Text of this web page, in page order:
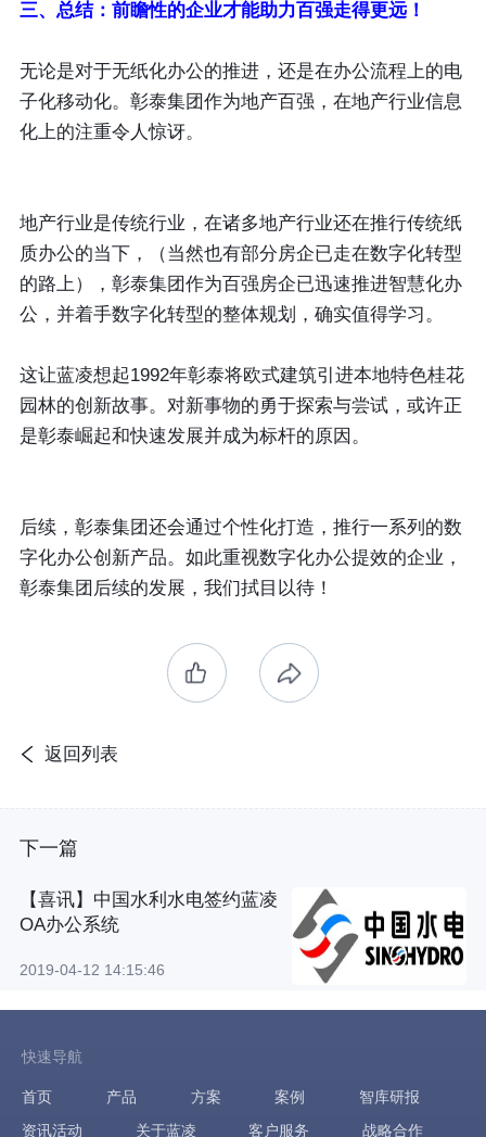
三、总结：前瞻性的企业才能助力百强走得更远！
无论是对于无纸化办公的推进，还是在办公流程上的电
子化移动化。彰泰集团作为地产百强，在地产行业信息
化上的注重令人惊讶。
地产行业是传统行业，在诸多地产行业还在推行传统纸
质办公的当下，（当然也有部分房企已走在数字化转型
的路上），彰泰集团作为百强房企已迅速推进智慧化办
公，并着手数字化转型的整体规划，确实值得学习。
这让蓝凌想起1992年彰泰将欧式建筑引进本地特色桂花
园林的创新故事。对新事物的勇于探索与尝试，或许正
是彰泰崛起和快速发展并成为标杆的原因。
后续，彰泰集团还会通过个性化打造，推行一系列的数
字化办公创新产品。如此重视数字化办公提效的企业，
彰泰集团后续的发展，我们拭目以待！
返回列表
下一篇
【喜讯】中国水利水电签约蓝凌
OA办公系统
2019-04-12 14:15:46
快速导航
首页 产品 方案 案例
智库研报
资讯活动
关于蓝凌 客户服务 战略合作